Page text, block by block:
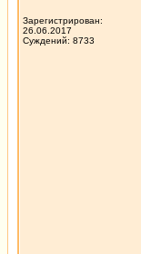
Зарегистрирован:
26.06.2017
Суждений: 8733